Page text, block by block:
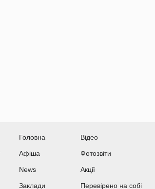
Головна
Афіша
News
Заклади
Відео
Фотозвіти
Акції
Перевірено на собі